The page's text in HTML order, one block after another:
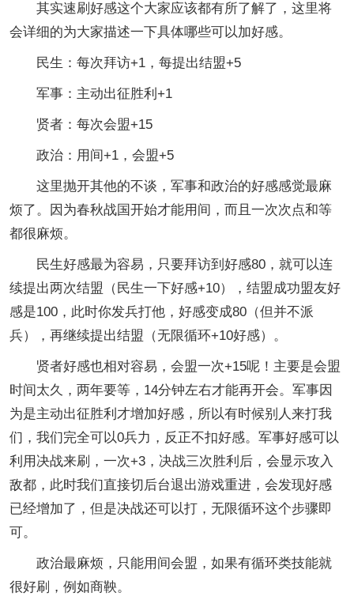
其实速刷好感这个大家应该都有所了解了，这里将
会详细的为大家描述一下具体哪些可以加好感。
民生：每次拜访+1，每提出结盟+5
军事：主动出征胜利+1
贤者：每次会盟+15
政治：用间+1，会盟+5
这里抛开其他的不谈，军事和政治的好感感觉最麻
烦了。因为春秋战国开始才能用间，而且一次次点和等
都很麻烦。
民生好感最为容易，只要拜访到好感80，就可以连
续提出两次结盟（民生一下好感+10），结盟成功盟友好
感是100，此时你发兵打他，好感变成80（但并不派
兵），再继续提出结盟（无限循环+10好感）。
贤者好感也相对容易，会盟一次+15呢！主要是会盟
时间太久，两年要等，14分钟左右才能再开会。军事因
为是主动出征胜利才增加好感，所以有时候别人来打我
们，我们完全可以0兵力，反正不扣好感。军事好感可以
利用决战来刷，一次+3，决战三次胜利后，会显示攻入
敌都，此时我们直接切后台退出游戏重进，会发现好感
已经增加了，但是决战还可以打，无限循环这个步骤即
可。
政治最麻烦，只能用间会盟，如果有循环类技能就
很好刷，例如商鞅。